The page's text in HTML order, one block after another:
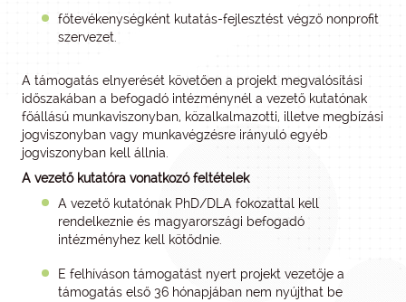
főtevékenységként kutatás-fejlesztést végző nonprofit
szervezet.
A támogatás elnyerését követően a projekt megvalósítási
időszakában a befogadó intézménynél a vezető kutatónak
főállású munkaviszonyban, közalkalmazotti, illetve megbízási
jogviszonyban vagy munkavégzésre irányuló egyéb
jogviszonyban kell állnia.
A vezető kutatóra vonatkozó feltételek
A vezető kutatónak PhD/DLA fokozattal kell
rendelkeznie és magyarországi befogadó
intézményhez kell kötődnie.
E felhíváson támogatást nyert projekt vezetője a
támogatás első 36 hónapjában nem nyújthat be